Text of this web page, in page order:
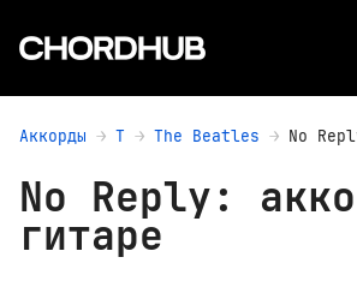
Аккорды T The Beatles No
No Reply:
гитаре